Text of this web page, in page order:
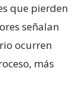
que pierden
señalan
ocurren
más